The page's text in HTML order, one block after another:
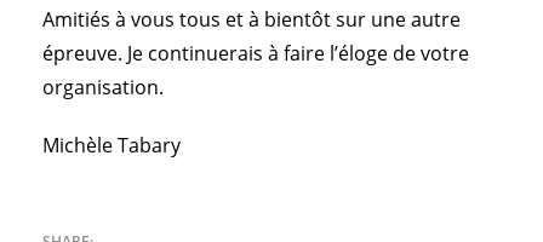
Amitiés à vous tous et à bientôt sur une autre
épreuve. Je continuerais à faire l’éloge de votre
organisation.
Michèle Tabary